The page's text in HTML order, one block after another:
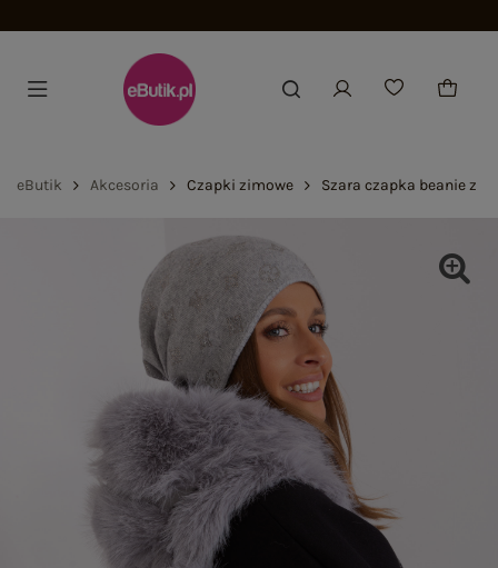
eButik Akcesoria Czapki zimowe Szara czapka beanie z